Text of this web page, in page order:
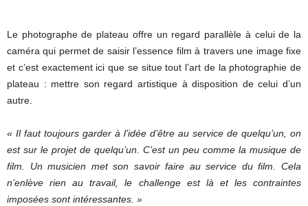
Le photographe de plateau offre un regard parallèle à celui de la
caméra qui permet de saisir l’essence film à travers une image fixe
et c’est exactement ici que se situe tout l’art de la photographie de
plateau : mettre son regard artistique à disposition de celui d’un
autre.
« Il faut toujours garder à l’idée d’être au service de quelqu’un, on
est sur le projet de quelqu’un. C’est un peu comme la musique de
film. Un musicien met son savoir faire au service du film. Cela
n’enlève rien au travail, le challenge est là et les contraintes
imposées sont intéressantes. »